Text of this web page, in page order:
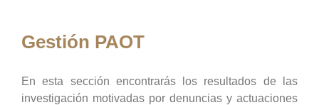
Gestión PAOT
En esta sección encontrarás los resultados de las
investigación motivadas por denuncias y actuaciones